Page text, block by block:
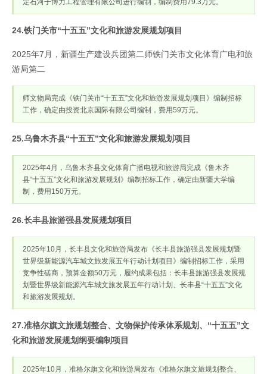
24.铁门关市“十五五”文化和旅游发展规划项目
2025年7月，新疆生产建设兵团第二师铁门关市文化体育广电和旅
游局第二
师文物局完成《铁门关市“十五五”文化和旅游发展规划项目》编制招标
工作，确定由投资北京国际有限公司编制，费用59万元。
25.乌鲁木齐县“十五五”文化和旅游发展规划项目
2025年4月，乌鲁木齐县文化体育广播电视和旅游局完成《鲁木齐
县“十五五”文化和旅游发展规划》编制招标工作，确定由新疆大学编
制，费用150万元。
26.长丰县旅游强县发展规划项目
2025年10月，长丰县文化和旅游局发布《长丰县旅游强县发展规划暨
世界级新能源汽车城文旅发展五年行动计划项目》编制招标工作，采用
竞争性磋商，预算金额50万元，履约成果包括：长丰县旅游强县发展规
划暨世界级新能源汽车城文旅发展五年行动计划、长丰县“十五五”文化
和旅游发展规划。
27.准格尔旗文旅规划整合、文物保护传承体系规划、“十五五”文
化和旅游发展规划纲要编制项目
2025年10月，准格尔旗文化和旅游局发布《准格尔旗文旅规划整合、